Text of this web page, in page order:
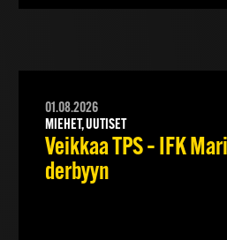
01.08.2026
MIEHET, UUTISET
Veikkaa TPS – IFK
derbyyn